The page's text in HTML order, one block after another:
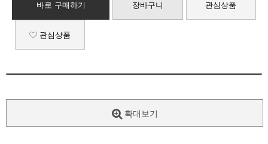
바로 구매하기 장바구니 관심상품
관심상품
확대보기